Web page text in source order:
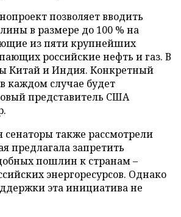
позволяет вводить
в размере до 100 % на
из пяти крупнейших
российские нефть и газ. В
Китай и Индия. Конкретный
каждом случае будет
представитель США
сенаторы также рассмотрели
предлагала запретить
пошлин к странам –
энергоресурсов. Однако
эта инициатива не